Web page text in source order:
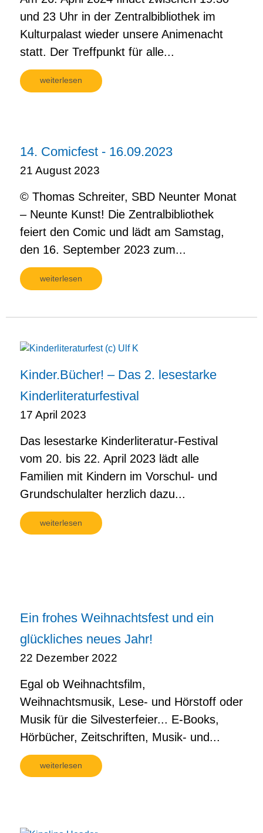
und 23 Uhr in der Zentralbibliothek im
Kulturpalast wieder unsere Animenacht
statt. Der Treffpunkt für alle...
weiterlesen
14. Comicfest - 16.09.2023
21 August 2023
© Thomas Schreiter, SBD Neunter Monat
– Neunte Kunst! Die Zentralbibliothek
feiert den Comic und lädt am Samstag,
den 16. September 2023 zum...
weiterlesen
Kinder.Bücher! – Das 2. lesestarke
Kinderliteraturfestival
17 April 2023
Das lesestarke Kinderliteratur-Festival
vom 20. bis 22. April 2023 lädt alle
Familien mit Kindern im Vorschul- und
Grundschulalter herzlich dazu...
weiterlesen
Ein frohes Weihnachtsfest und ein
glückliches neues Jahr!
22 Dezember 2022
Egal ob Weihnachtsfilm,
Weihnachtsmusik, Lese- und Hörstoff oder
Musik für die Silvesterfeier... E-Books,
Hörbücher, Zeitschriften, Musik- und...
weiterlesen